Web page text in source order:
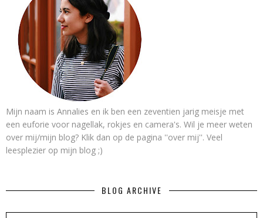
Mijn naam is Annalies en ik ben een zeventien jarig meisje met
een euforie voor nagellak, rokjes en camera's. Wil je meer weten
over mij/mijn blog? Klik dan op de pagina ''over mij''. Veel
leesplezier op mijn blog ;)
BLOG ARCHIVE